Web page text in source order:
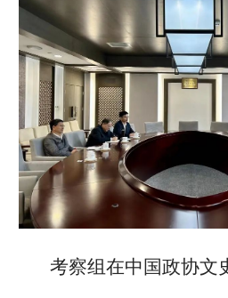
考察组在中国政协文